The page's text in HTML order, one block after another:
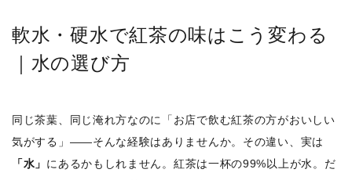
定期購入商品
ご利用ガイド
プライバシーポリシー
特定商取引法について
軟水・硬水で紅茶の味はこう変わる
｜水の選び方
同じ茶葉、同じ淹れ方なのに「お店で飲む紅茶の方がおいしい
気がする」――そんな経験はありませんか。その違い、実は
「水」 にあるかもしれません。紅茶は一杯の99%以上が水。だ